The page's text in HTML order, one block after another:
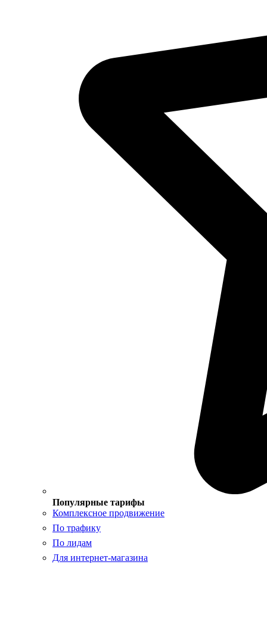
Популярные тарифы
Комплексное продвижение
По трафику
По лидам
Для интернет-магазина